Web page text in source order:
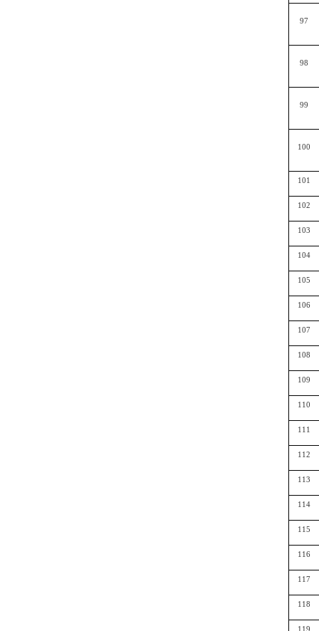
97
98
99
100
101
102
103
104
105
106
107
108
109
110
111
112
113
114
115
116
117
118
119